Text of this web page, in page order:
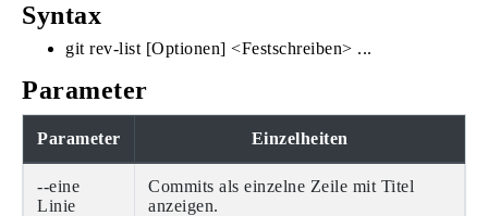
Syntax
git rev-list [Optionen] <Festschreiben> ...
Parameter
Parameter Einzelheiten
--eine
Linie
Commits als einzelne Zeile mit Titel
anzeigen.